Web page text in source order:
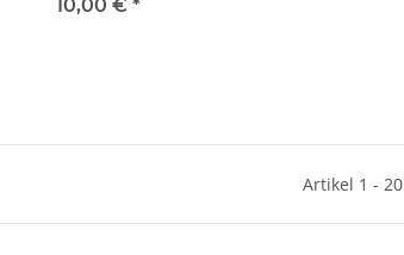
10,00 € *
Artikel 1 -